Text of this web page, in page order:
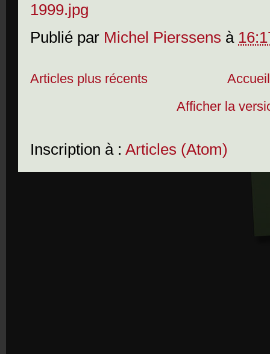
1999.jpg
Publié par Michel Pierssens à
Articles plus récents
Accueil
Afficher la
Inscription à : Articles (Atom)